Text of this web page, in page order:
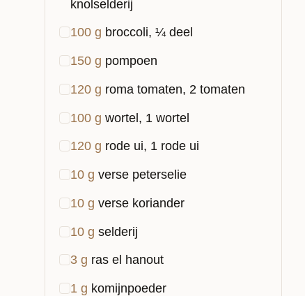
knolselderij
100 g broccoli, ¼ deel
150 g pompoen
120 g roma tomaten, 2 tomaten
100 g wortel, 1 wortel
120 g rode ui, 1 rode ui
10 g verse peterselie
10 g verse koriander
10 g selderij
3 g ras el hanout
1 g komijnpoeder